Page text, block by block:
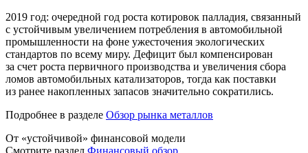
2019 год: очередной год роста котировок палладия, связанный
с устойчивым увеличением потребления в автомобильной
промышленности на фоне ужесточения экологических
стандартов по всему миру. Дефицит был компенсирован
за счет роста первичного производства и увеличения сбора
ломов автомобильных катализаторов, тогда как поставки
из ранее накопленных запасов значительно сократились.
Подробнее в разделе Обзор рынка металлов
От «устойчивой» финансовой модели
Смотрите раздел Финансовый обзор